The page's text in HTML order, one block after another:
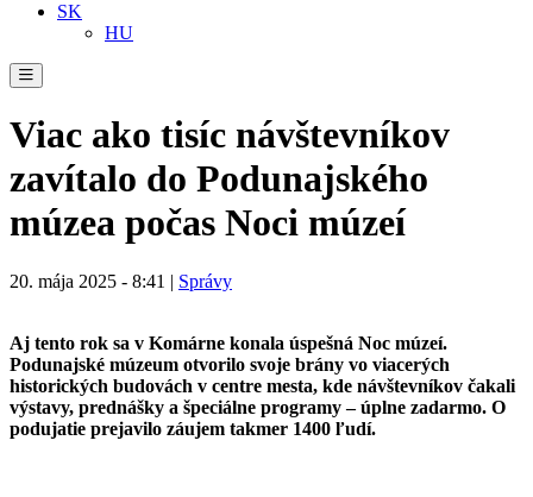
SK
HU
Viac ako tisíc návštevníkov
zavítalo do Podunajského
múzea počas Noci múzeí
20. mája 2025 - 8:41 | Správy
Aj tento rok sa v Komárne konala úspešná Noc múzeí.
Podunajské múzeum otvorilo svoje brány vo viacerých
historických budovách v centre mesta, kde návštevníkov čakali
výstavy, prednášky a špeciálne programy – úplne zadarmo. O
podujatie prejavilo záujem takmer 1400 ľudí.